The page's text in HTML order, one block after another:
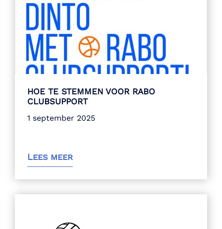
HOE TE STEMMEN VOOR RABO
CLUBSUPPORT
1 september 2025
Lees meer